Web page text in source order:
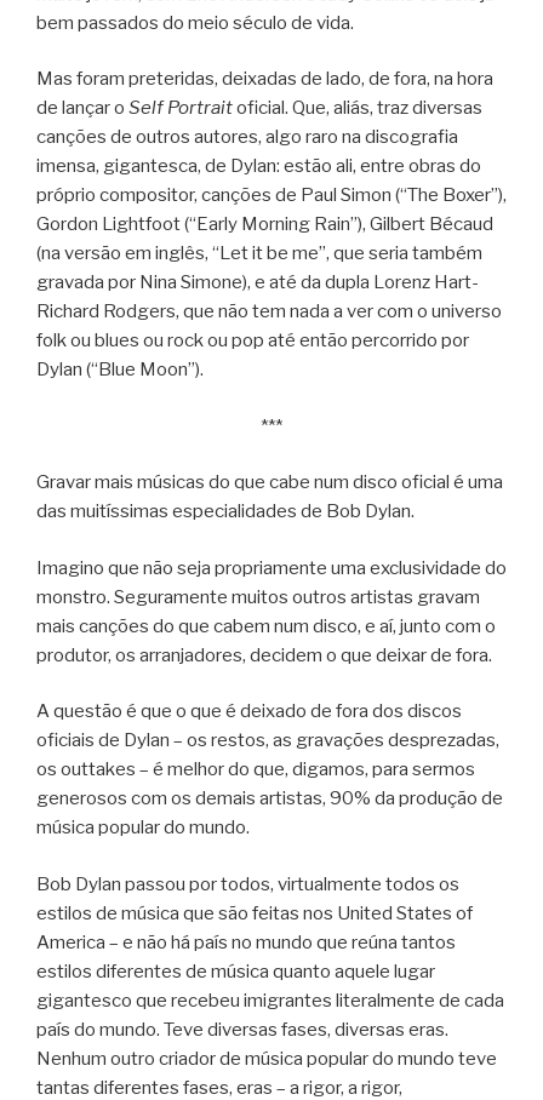
bem passados do meio século de vida.
Mas foram preteridas, deixadas de lado, de fora, na hora
de lançar o Self Portraitoficial. Que, aliás, traz diversas
canções de outros autores, algo raro na discografia
imensa, gigantesca, de Dylan: estão ali, entre obras do
próprio compositor, canções de Paul Simon (“The Boxer”),
Gordon Lightfoot (“Early Morning Rain”), Gilbert Bécaud
(na versão em inglês, “Let it be me”, que seria também
gravada por Nina Simone), e até da dupla Lorenz Hart-
Richard Rodgers, que não tem nada a ver com o universo
folk ou blues ou rock ou pop até então percorrido por
Dylan (“Blue Moon”).
***
Gravar mais músicas do que cabe num disco oficial é uma
das muitíssimas especialidades de Bob Dylan.
Imagino que não seja propriamente uma exclusividade do
monstro. Seguramente muitos outros artistas gravam
mais canções do que cabem num disco, e aí, junto com o
produtor, os arranjadores, decidem o que deixar de fora.
A questão é que o que é deixado de fora dos discos
oficiais de Dylan – os restos, as gravações desprezadas,
os outtakes – é melhor do que, digamos, para sermos
generosos com os demais artistas, 90% da produção de
música popular do mundo.
Bob Dylan passou por todos, virtualmente todos os
estilos de música que são feitas nos United States of
America – e não há país no mundo que reúna tantos
estilos diferentes de música quanto aquele lugar
gigantesco que recebeu imigrantes literalmente de cada
país do mundo. Teve diversas fases, diversas eras.
Nenhum outro criador de música popular do mundo teve
tantas diferentes fases, eras – a rigor, a rigor,